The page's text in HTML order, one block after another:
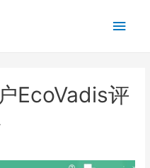
EcoVadis评